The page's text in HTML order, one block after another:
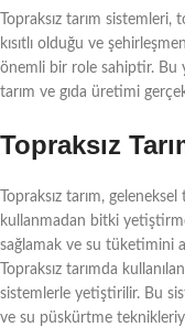
Topraksız tarım sistemleri,
kısıtlı olduğu ve
önemli bir role sahiptir. Bu
tarım ve gıda üretimi
Topraksız
Topraksız tarım,
kullanmadan bitki
sağlamak ve su tüketimini
Topraksız tarımda
sistemlerle yetiştirilir. Bu
ve su püskürtme